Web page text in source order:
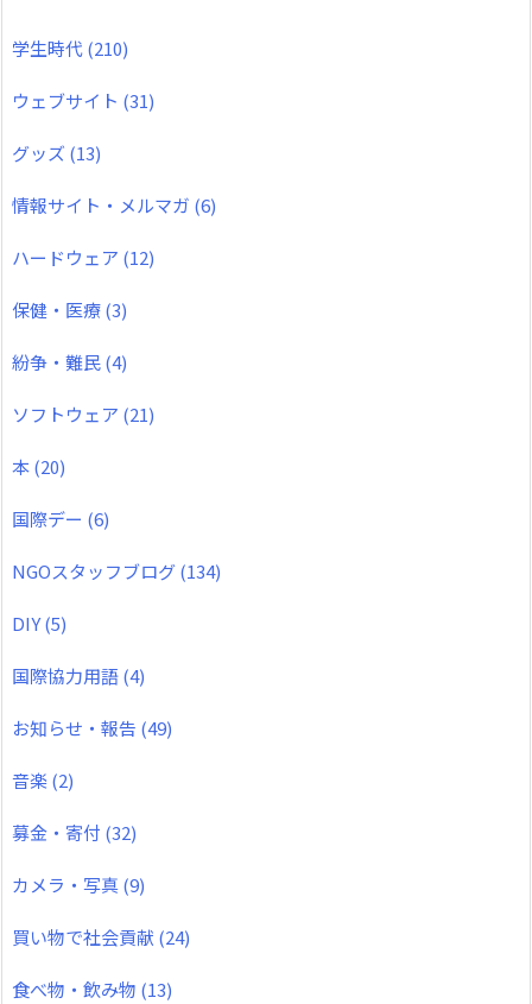
学生時代(210)
ウェブサイト (31)
グッズ (13)
情報サイト・メルマガ (6)
ハードウェア (12)
保健・医療(3)
紛争・難民(4)
ソフトウェア (21)
本(20)
国際デー (6)
NGOスタッフブログ(134)
DIY(5)
国際協力用語(4)
お知らせ・報告 (49)
音楽(2)
募金・寄付 (32)
カメラ・写真(9)
買い物で社会貢献 (24)
食べ物・飲み物 (13)